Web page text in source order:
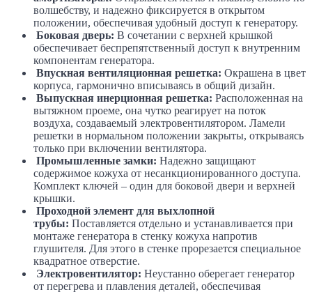
волшебству, и надежно фиксируется в открытом
положении, обеспечивая удобный доступ к генератору.
Боковая дверь: В сочетании с верхней крышкой
обеспечивает беспрепятственный доступ к внутренним
компонентам генератора.
Впускная вентиляционная решетка: Окрашена в цвет
корпуса, гармонично вписываясь в общий дизайн.
Выпускная инерционная решетка: Расположенная на
вытяжном проеме, она чутко реагирует на поток
воздуха, создаваемый электровентилятором. Ламели
решетки в нормальном положении закрыты, открываясь
только при включении вентилятора.
Промышленные замки: Надежно защищают
содержимое кожуха от несанкционированного доступа.
Комплект ключей – один для боковой двери и верхней
крышки.
Проходной элемент для выхлопной
трубы: Поставляется отдельно и устанавливается при
монтаже генератора в стенку кожуха напротив
глушителя. Для этого в стенке прорезается специальное
квадратное отверстие.
Электровентилятор: Неустанно оберегает генератор
от перегрева и плавления деталей, обеспечивая